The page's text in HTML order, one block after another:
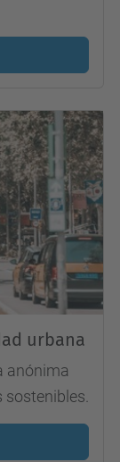
urbana
anónima